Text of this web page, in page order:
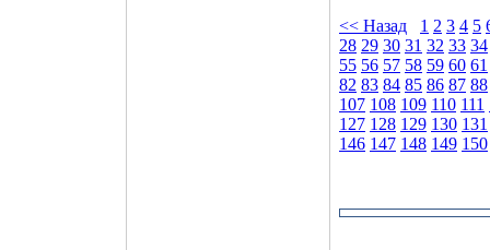
<< Назад
1 2 3 4 5
28 29 30 31 32 33 34
55 56 57 58 59 60 61
82 83 84 85 86 87 88
107 108 109 110 111
127 128 129 130 131
146 147 148 149 150